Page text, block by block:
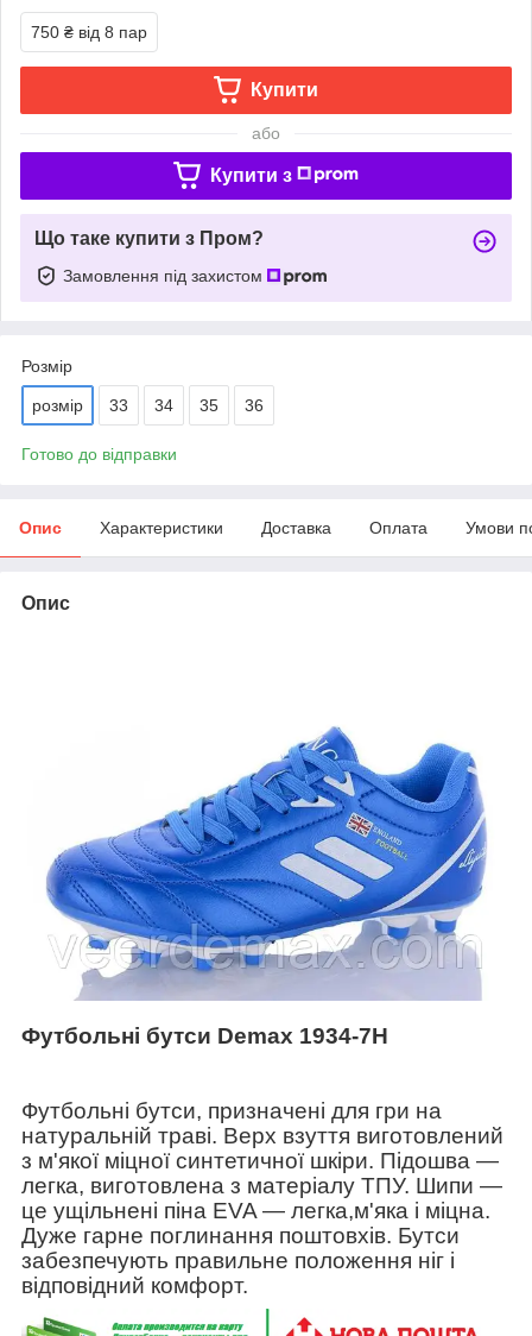
750 ₴ від 8 пар
Купити
або
Купити з
Що таке купити з Пром?
Замовлення під захистом
Розмір
розмір 33 34 35 36
Готово до відправки
Опис Характеристики Доставка Оплата Умови
Опис
Футбольні бутси Demax 1934-7H
Футбольні бутси, призначені для гри на
натуральній траві. Верх взуття виготовлений
з м'якої міцної синтетичної шкіри. Підошва ―
легка, виготовлена з матеріалу ТПУ. Шипи ―
це ущільнені піна EVA ― легка,м'яка і міцна.
Дуже гарне поглинання поштовхів. Бутси
забезпечують правильне положення ніг і
відповідний комфорт.